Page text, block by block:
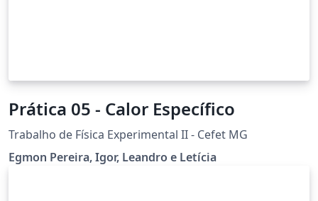
Prática 05 - Calor Específico
Trabalho de Física Experimental II - Cefet MG
Egmon Pereira, Igor, Leandro e Letícia